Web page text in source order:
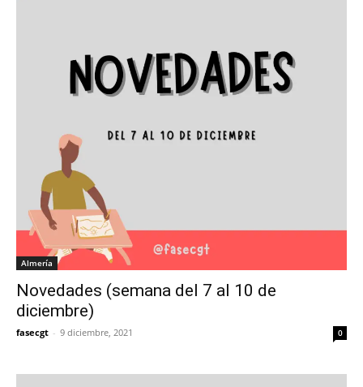
Almería
Novedades (semana del 7 al 10 de
diciembre)
fasecgt - 9 diciembre, 2021 0